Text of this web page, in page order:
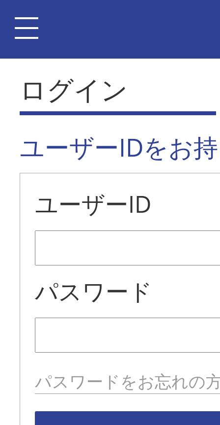
ログイン
ユーザーIDをお
ユーザーID
パスワード
パスワードをお忘れの